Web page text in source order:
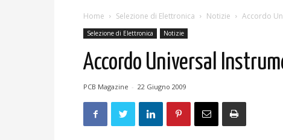
Home Selezione di Elettronica Notizie Accordo
Selezione di Elettronica Notizie
Accordo Universal
PCB Magazine - 22 Giugno 2009